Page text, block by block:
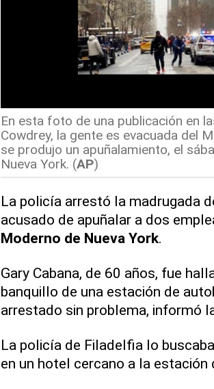
En esta foto de una publicación en
Cowdrey, la gente es evacuada del
se produjo un apuñalamiento, el
Nueva York. (AP)
La policía arrestó la madrugada
acusado de apuñalar a dos
Moderno de Nueva York.
Gary Cabana, de 60 años, fue
banquillo de una estación de
arrestado sin problema, informó
La policía de Filadelfia lo
en un hotel cercano a la estación